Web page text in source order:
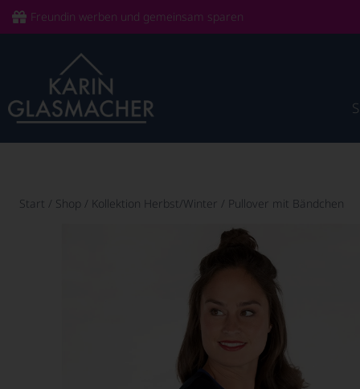
Freundin werben und gemeinsam sparen
Start / Shop / Kollektion Herbst/Winter / Pullover mit Bändchen